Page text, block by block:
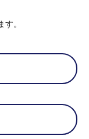
。